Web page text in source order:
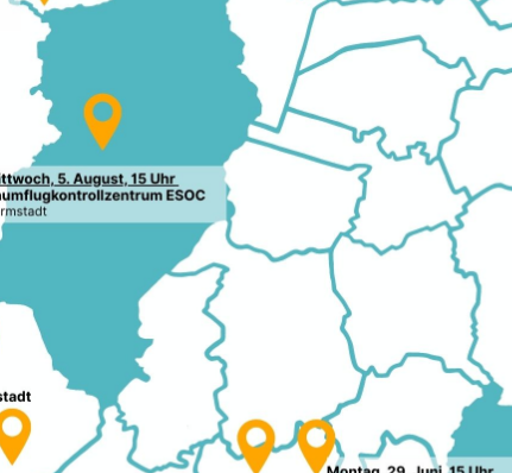
von Seeheim-Jugenheim
2026 zugestimmt. Damit setzt sie ein
der Kommunalwahl steht für die
der Gemeinde über parteipolitischen
Max Panhans betonte in der
CDU bereits frühzeitig angekündigt habe,
zu wollen und den Etat noch vor der
wollten der neuen Gemeindevertretung keine
dass sich eine neue Mehrheit
nicht beschlossenen Haushalt einarbeiten